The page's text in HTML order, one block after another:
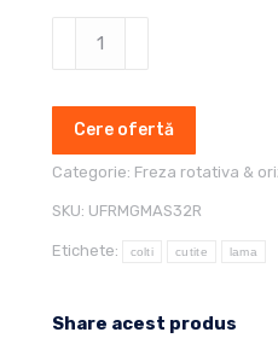
Cantitate
Cutite
lame
freza
orizontala
Cere ofertă
Categorie: Freza rotativa &
SKU: UFRMGMAS32R
Etichete: colti cutite lama
Share acest produs